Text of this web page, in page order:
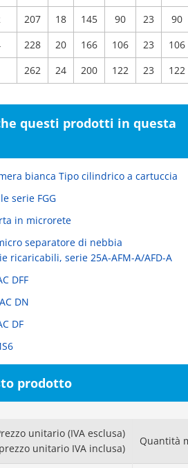
207 18 145 90 23
90
228 20 166 106 23
106
262 24 200 122 23 122
questi prodotti in questa
bianca Tipo cilindrico a cartuccia
serie FGG
in microrete
separatore di nebbia
ricaricabili, serie 25A-AFM-A/AFD-A
DFF
DN
DF
prodotto
unitario (IVA esclusa)
unitario IVA inclusa)
Quantità